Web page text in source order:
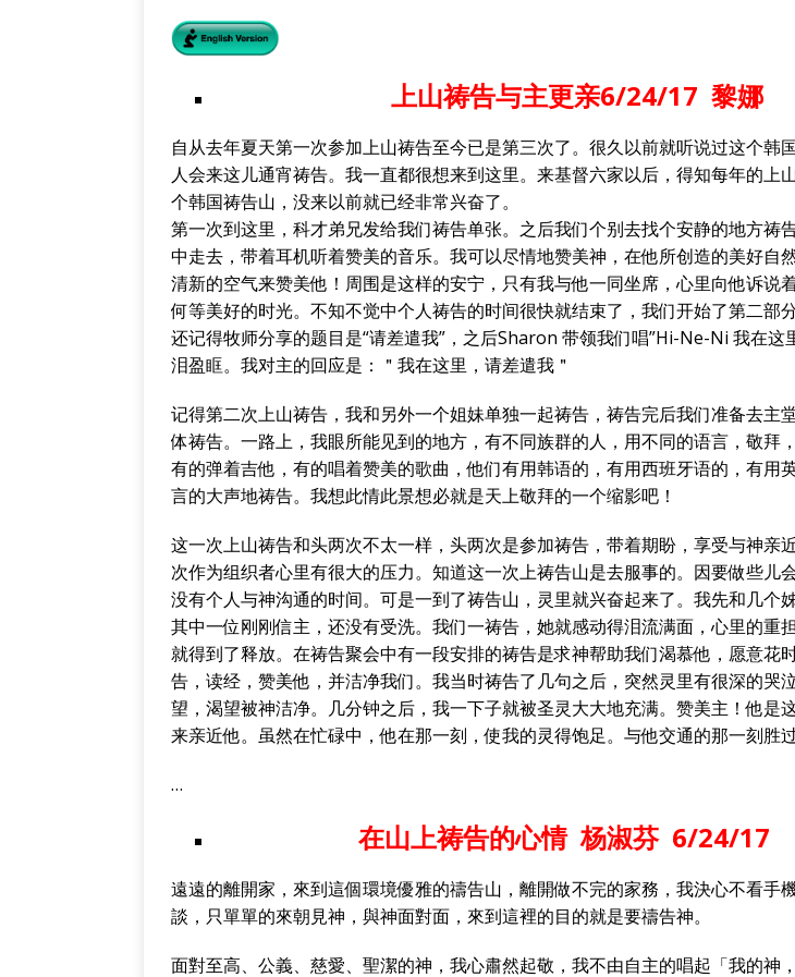
上山祷告与主更亲6/24/17 黎娜
自从去年夏天第一次参加上山祷告至今已是第三次了。很久以前就听说过这个韩
人会来这儿通宵祷告。我一直都很想来到这里。来基督六家以后，得知每年的上
个韩国祷告山，没来以前就已经非常兴奋了。
第一次到这里，科才弟兄发给我们祷告单张。之后我们个别去找个安静的地方祷
中走去，带着耳机听着赞美的音乐。我可以尽情地赞美神，在他所创造的美好自
清新的空气来赞美他！周围是这样的安宁，只有我与他一同坐席，心里向他诉说着
何等美好的时光。不知不觉中个人祷告的时间很快就结束了，我们开始了第二部分
还记得牧师分享的题目是“请差遣我”，之后Sharon 带领我们唱”Hi-Ne-Ni 我在这
泪盈眶。我对主的回应是：＂我在这里，请差遣我＂
记得第二次上山祷告，我和另外一个姐妹单独一起祷告，祷告完后我们准备去主
体祷告。一路上，我眼所能见到的地方，有不同族群的人，用不同的语言，敬拜，
有的弹着吉他，有的唱着赞美的歌曲，他们有用韩语的，有用西班牙语的，有用
言的大声地祷告。我想此情此景想必就是天上敬拜的一个缩影吧！
这一次上山祷告和头两次不太一样，头两次是参加祷告，带着期盼，享受与神亲
次作为组织者心里有很大的压力。知道这一次上祷告山是去服事的。因要做些儿
没有个人与神沟通的时间。可是一到了祷告山，灵里就兴奋起来了。我先和几个
其中一位刚刚信主，还没有受洗。我们一祷告，她就感动得泪流满面，心里的重
就得到了释放。在祷告聚会中有一段安排的祷告是求神帮助我们渴慕他，愿意花
告，读经，赞美他，并洁净我们。我当时祷告了几句之后，突然灵里有很深的哭
望，渴望被神洁净。几分钟之后，我一下子就被圣灵大大地充满。赞美主！他是
来亲近他。虽然在忙碌中，他在那一刻，使我的灵得饱足。与他交通的那一刻胜过
…
在山上祷告的心情 杨淑芬 6/24/17
遠遠的離開家，來到這個環境優雅的禱告山，離開做不完的家務，我決心不看手
談，只單單的來朝見神，與神面對面，來到這裡的目的就是要禱告神。
面對至高、公義、慈愛、聖潔的神，我心肅然起敬，我不由自主的唱起「我的神